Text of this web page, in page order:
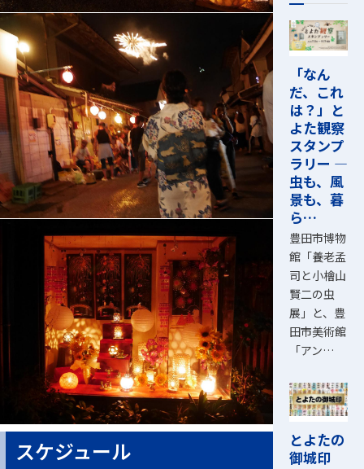
スケジュール
「なん
だ、これ
は？」と
よた観察
スタンプ
ラリー ―
虫も、風
景も、暮
ら…
豊田市博物
館「養老孟
司と小檜山
賢二の虫
展」と、豊
田市美術館
「アン…
とよたの
御城印